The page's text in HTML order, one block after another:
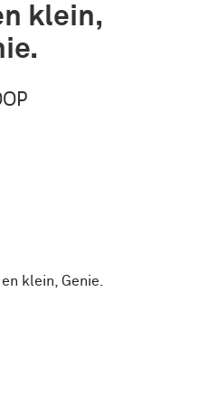
klein,
klein, Genie.